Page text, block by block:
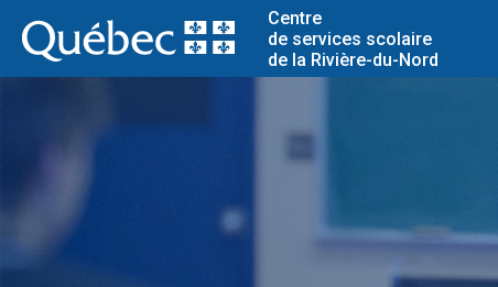
Centre
de services scolaire
de la Rivière-du-Nord